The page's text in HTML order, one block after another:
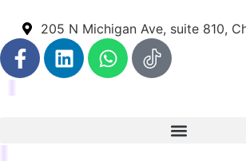
205 N Michigan Ave, suite 810,